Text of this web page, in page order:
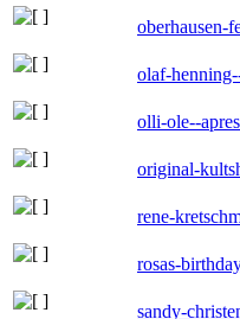
oberhausen-
olaf-
olli-ole--
original-
rene-
rosas-
sandy-